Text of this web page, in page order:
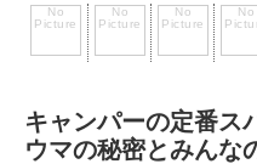
キャンパーの定番ス
ウマの秘密とみんな